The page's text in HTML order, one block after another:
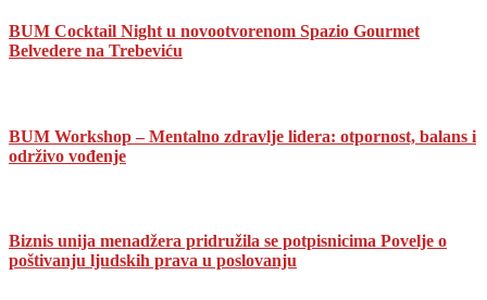
BUM Cocktail Night u novootvorenom Spazio Gourmet
Belvedere na Trebeviću
BUM Workshop – Mentalno zdravlje lidera: otpornost, balans i
održivo vođenje
Biznis unija menadžera pridružila se potpisnicima Povelje o
poštivanju ljudskih prava u poslovanju